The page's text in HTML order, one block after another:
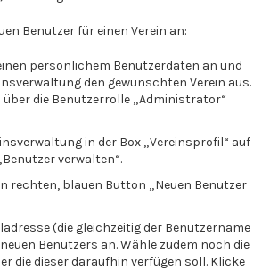
Benutzer für einen Verein an:
persönlichem Benutzerdaten an und
den gewünschten Verein aus.
über die Benutzerrolle „Administrator“
in der Box „Vereinsprofil“ auf
verwalten“.
rechten, blauen Button „Neuen Benutzer
(die gleichzeitig der Benutzername
Benutzers an. Wähle zudem noch die
die dieser daraufhin verfügen soll. Klicke